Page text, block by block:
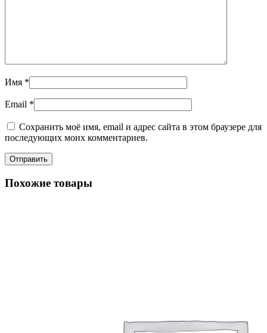
Имя *
Email *
Сохранить моё имя, email и адрес сайта в этом браузере для
последующих моих комментариев.
Похожие товары